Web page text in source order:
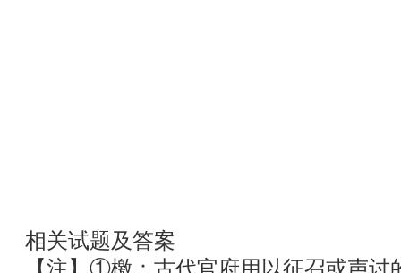
相关试题及答案